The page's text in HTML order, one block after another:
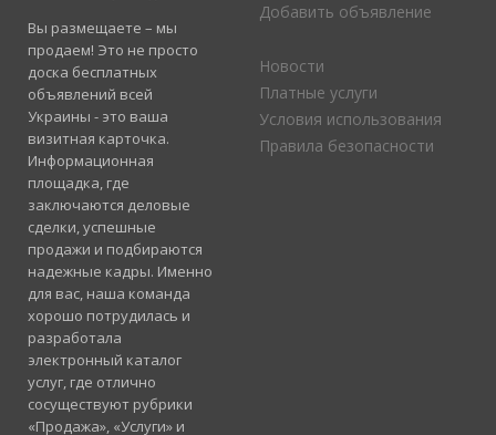
Вы размещаете – мы
продаем! Это не просто
доска бесплатных
объявлений всей
Украины - это ваша
визитная карточка.
Информационная
площадка, где
заключаются деловые
сделки, успешные
продажи и подбираются
надежные кадры. Именно
для вас, наша команда
хорошо потрудилась и
разработала
электронный каталог
услуг, где отлично
сосуществуют рубрики
«Продажа», «Услуги» и
Добавить объявление
Новости
Платные услуги
Условия использования
Правила безопасности